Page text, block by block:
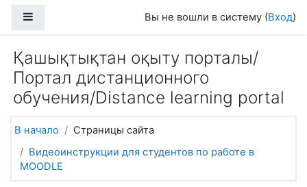
Вы не вошли в систему (Вход)
Қашықтықтан оқыту порталы/
Портал дистанционного
обучения/Distance learning portal
В начало
Страницы сайта
Видеоинструкции для студентов по работе в
MOODLE